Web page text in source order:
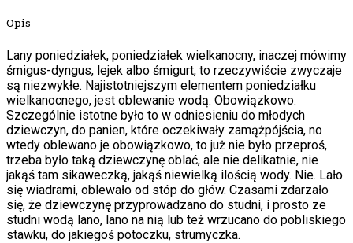
Opis
Lany poniedziałek, poniedziałek wielkanocny, inaczej mówimy
śmigus-dyngus, lejek albo śmigurt, to rzeczywiście zwyczaje
są niezwykłe. Najistotniejszym elementem poniedziałku
wielkanocnego, jest oblewanie wodą. Obowiązkowo.
Szczególnie istotne było to w odniesieniu do młodych
dziewczyn, do panien, które oczekiwały zamążpójścia, no
wtedy oblewano je obowiązkowo, to już nie było przeproś,
trzeba było taką dziewczynę oblać, ale nie delikatnie, nie
jakąś tam sikaweczką, jakąś niewielką ilością wody. Nie. Lało
się wiadrami, oblewało od stóp do głów. Czasami zdarzało
się, że dziewczynę przyprowadzano do studni, i prosto ze
studni wodą lano, lano na nią lub też wrzucano do pobliskiego
stawku, do jakiegoś potoczku, strumyczka.